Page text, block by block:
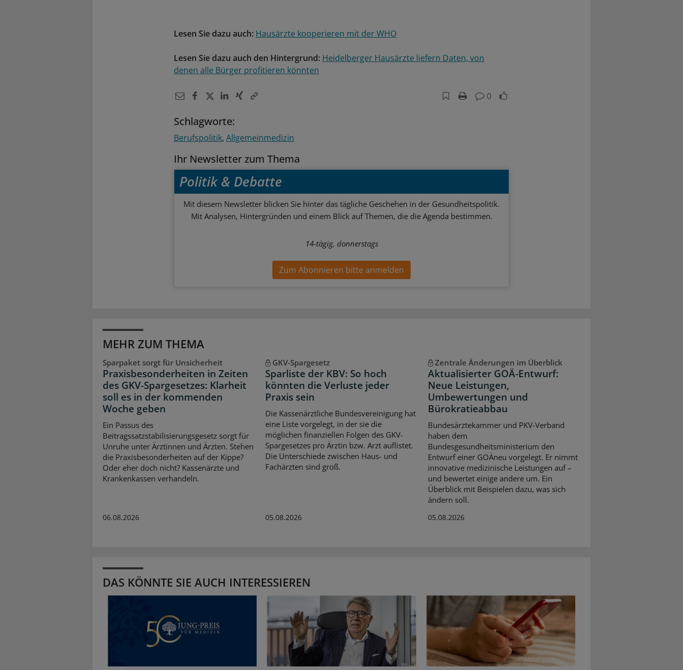
Lesen Sie dazu auch: Hausärzte kooperieren mit der WHO
Lesen Sie dazu auch den Hintergrund: Heidelberger Hausärzte liefern Daten, von
denen alle Bürger profitieren könnten
0
Schlagworte:
Berufspolitik Allgemeinmedizin
Ihr Newsletter zum Thema
Politik & Debatte
Mit diesem Newsletter blicken Sie hinter das tägliche Geschehen in der Gesundheitspolitik.
Mit Analysen, Hintergründen und einem Blick auf Themen, die die Agenda bestimmen.
14-tägig, donnerstags
Zum Abonnieren bitte anmelden
MEHR ZUM THEMA
Sparpaket sorgt für Unsicherheit
Praxisbesonderheiten in Zeiten
des GKV-Spargesetzes: Klarheit
soll es in der kommenden
Woche geben
Ein Passus des
Beitragssatzstabilisierungsgesetz sorgt für
Unruhe unter Ärztinnen und Ärzten. Stehen
die Praxisbesonderheiten auf der Kippe?
Oder eher doch nicht? Kassenärzte und
Krankenkassen verhandeln.
06.08.2026
GKV-Spargesetz
Sparliste der KBV: So hoch
könnten die Verluste jeder
Praxis sein
Die Kassenärztliche Bundesvereinigung hat
eine Liste vorgelegt, in der sie die
möglichen finanziellen Folgen des GKV-
Spargesetzes pro Ärztin bzw. Arzt auflistet.
Die Unterschiede zwischen Haus- und
Fachärzten sind groß.
05.08.2026
Zentrale Änderungen im Überblick
Aktualisierter GOÄ-Entwurf:
Neue Leistungen,
Umbewertungen und
Bürokratieabbau
Bundesärztekammer und PKV-Verband
haben dem
Bundesgesundheitsministerium den
Entwurf einer GOÄneu vorgelegt. Er nimmt
innovative medizinische Leistungen auf –
und bewertet einige andere um. Ein
Überblick mit Beispielen dazu, was sich
ändern soll.
05.08.2026
DAS KÖNNTE SIE AUCH INTERESSIEREN